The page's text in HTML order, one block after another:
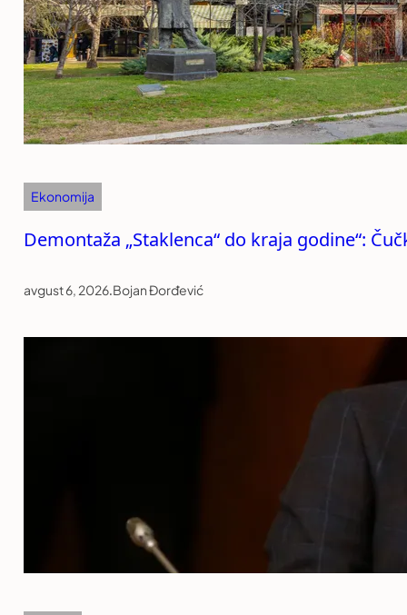
Ekonomija
Demontaža „Staklenca“ do kraja godine“:
avgust 6, 2026.Bojan Đorđević